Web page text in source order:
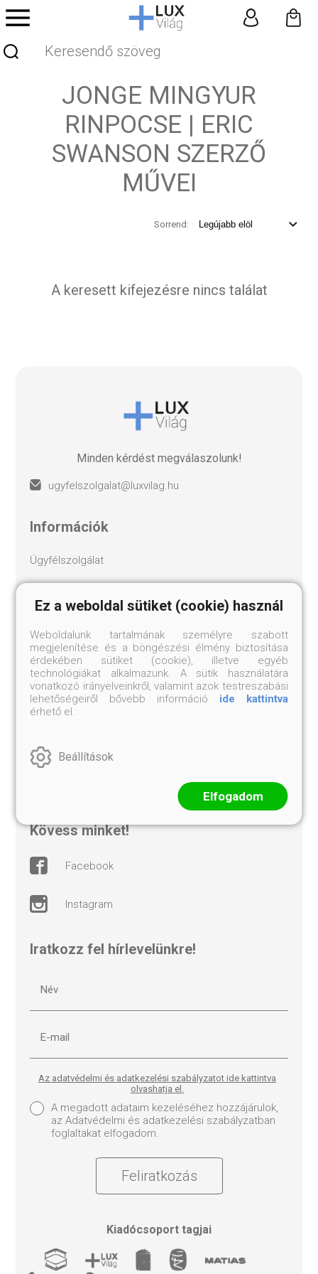
JONGE MINGYUR
RINPOCSE | ERIC
SWANSON SZERZŐ
MŰVEI
Sorrend:
A keresett kifejezésre nincs találat
Minden kérdést megválaszolunk!
ugyfelszolgalat@luxvilag.hu
információk
ügyfélszolgálat
szállítás
ászf
adatvédelem
elállási nyilatkozat
süti beállítások
kövess minket!
facebook
instagram
Iratkozz fel hírlevelünkre!
Az adatvédelmi és adatkezelési szabályzatot ide kattintva
olvashatja el.
A megadott adataim kezeléséhez hozzájárulok,
az Adatvédelmi és adatkezelési szabályzatban
foglaltakat elfogadom.
Feliratkozás
Kiadócsoport tagjai
Ez a weboldal sütiket (cookie) használ
Weboldalunk tartalmának személyre szabott
megjelenítése és a böngészési élmény biztosítása
érdekében sütiket (cookie), illetve egyéb
technológiákat alkalmazunk. A sütik használatára
vonatkozó irányelveinkről, valamint azok testreszabási
lehetőségeiről bővebb információ ide kattintva
érhető el.
Beállítások
Elfogadom